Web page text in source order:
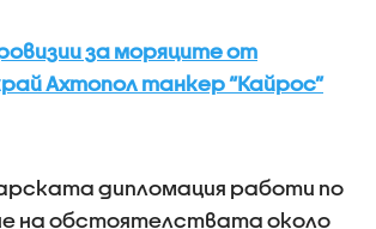
за моряците от
Ахтопол танкер “Кайрос”
дипломация работи по
на обстоятелствата около